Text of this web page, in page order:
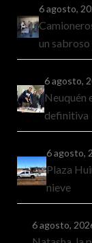
6 agosto,
un
6 agosto,
Neuquén
definitiva
6 agosto,
Plaza
nieve
6 agosto,